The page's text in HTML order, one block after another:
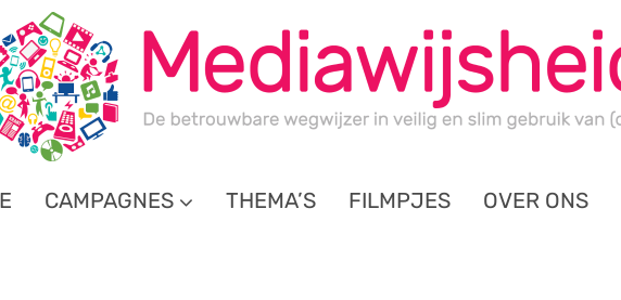
CAMPAGNES THEMA’S FILMPJES OVER ONS